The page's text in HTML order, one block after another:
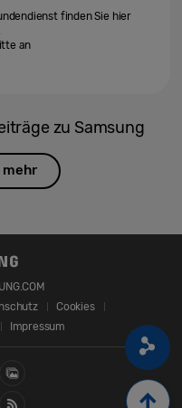
finden Sie hier
an
zu Samsung
mehr
Cookies
Impressum